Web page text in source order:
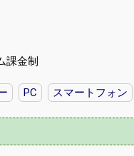
課金制
PC スマートフォン